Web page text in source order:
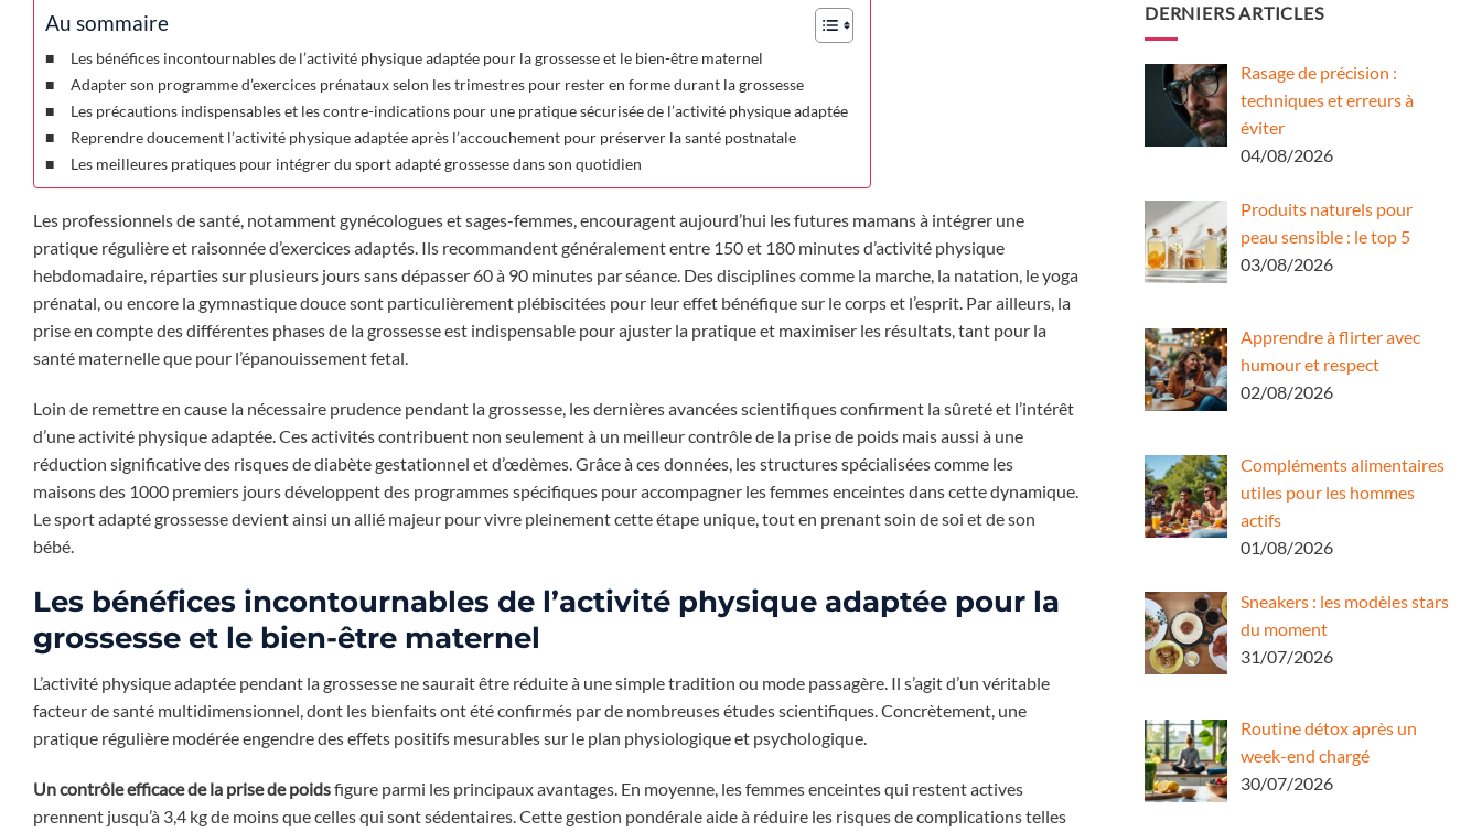
Au sommaire
Les bénéfices incontournables de l’activité physique adaptée pour la grossesse et le bien-être maternel
Adapter son programme d’exercices prénataux selon les trimestres pour rester en forme durant la grossesse
Les précautions indispensables et les contre-indications pour une pratique sécurisée de l’activité physique adaptée
Reprendre doucement l’activité physique adaptée après l’accouchement pour préserver la santé postnatale
Les meilleures pratiques pour intégrer du sport adapté grossesse dans son quotidien
Les professionnels de santé, notamment gynécologues et sages-femmes, encouragent aujourd’hui les futures mamans à intégrer une
pratique régulière et raisonnée d’exercices adaptés. Ils recommandent généralement entre 150 et 180 minutes d’activité physique
hebdomadaire, réparties sur plusieurs jours sans dépasser 60 à 90 minutes par séance. Des disciplines comme la marche, la natation, le yoga
prénatal, ou encore la gymnastique douce sont particulièrement plébiscitées pour leur effet bénéfique sur le corps et l’esprit. Par ailleurs, la
prise en compte des différentes phases de la grossesse est indispensable pour ajuster la pratique et maximiser les résultats, tant pour la
santé maternelle que pour l’épanouissement fetal.
Loin de remettre en cause la nécessaire prudence pendant la grossesse, les dernières avancées scientifiques confirment la sûreté et l’intérêt
d’une activité physique adaptée. Ces activités contribuent non seulement à un meilleur contrôle de la prise de poids mais aussi à une
réduction significative des risques de diabète gestationnel et d’œdèmes. Grâce à ces données, les structures spécialisées comme les
maisons des 1000 premiers jours développent des programmes spécifiques pour accompagner les femmes enceintes dans cette dynamique.
Le sport adapté grossesse devient ainsi un allié majeur pour vivre pleinement cette étape unique, tout en prenant soin de soi et de son
bébé.
Les bénéfices incontournables de l’activité physique adaptée pour la
grossesse et le bien-être maternel
L’activité physique adaptée pendant la grossesse ne saurait être réduite à une simple tradition ou mode passagère. Il s’agit d’un véritable
facteur de santé multidimensionnel, dont les bienfaits ont été confirmés par de nombreuses études scientifiques. Concrètement, une
pratique régulière modérée engendre des effets positifs mesurables sur le plan physiologique et psychologique.
Un contrôle efficace de la prise de poidsfigure parmi les principaux avantages. En moyenne, les femmes enceintes qui restent actives
prennent jusqu’à 3,4 kg de moins que celles qui sont sédentaires. Cette gestion pondérale aide à réduire les risques de complications telles
DERNIERS ARTICLES
Rasage de précision :
techniques et erreurs à
éviter
04/08/2026
Produits naturels pour
peau sensible : le top 5
03/08/2026
Apprendre à flirter avec
humour et respect
02/08/2026
Compléments alimentaires
utiles pour les hommes
actifs
01/08/2026
Sneakers : les modèles stars
du moment
31/07/2026
Routine détox après un
week-end chargé
30/07/2026